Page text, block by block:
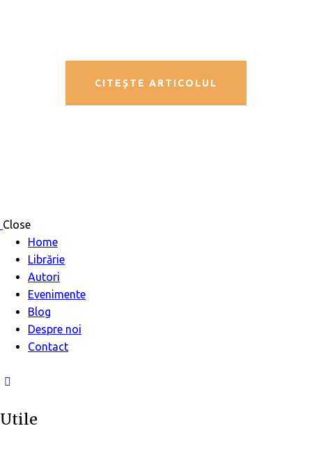
CITEȘTE ARTICOLUL
Close
Home
Librărie
Autori
Evenimente
Blog
Despre noi
Contact
facebook-
Utile